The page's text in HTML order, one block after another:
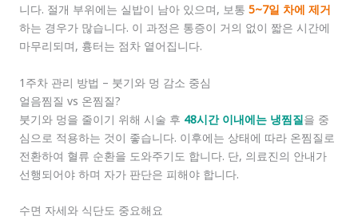
니다. 절개 부위에는 실밥이 남아 있으며, 보통 5~7일 차에 제거
하는 경우가 많습니다. 이 과정은 통증이 거의 없이 짧은 시간에
마무리되며, 흉터는 점차 옅어집니다.
1주차 관리 방법 – 붓기와 멍 감소 중심
얼음찜질 vs 온찜질?
붓기와 멍을 줄이기 위해 시술 후 48시간 이내에는 냉찜질을 중
심으로 적용하는 것이 좋습니다. 이후에는 상태에 따라 온찜질로
전환하여 혈류 순환을 도와주기도 합니다. 단, 의료진의 안내가
선행되어야 하며 자가 판단은 피해야 합니다.
수면 자세와 식단도 중요해요